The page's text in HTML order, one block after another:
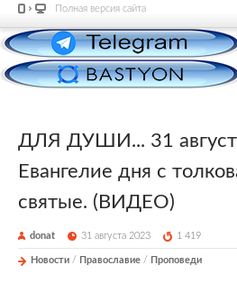
Полная версия сайта
ДЛЯ ДУШИ... 31
Евангелие дня с
святые. (ВИДЕО)
donat 31 августа 2023 1 419
Новости / Православие / Проповеди